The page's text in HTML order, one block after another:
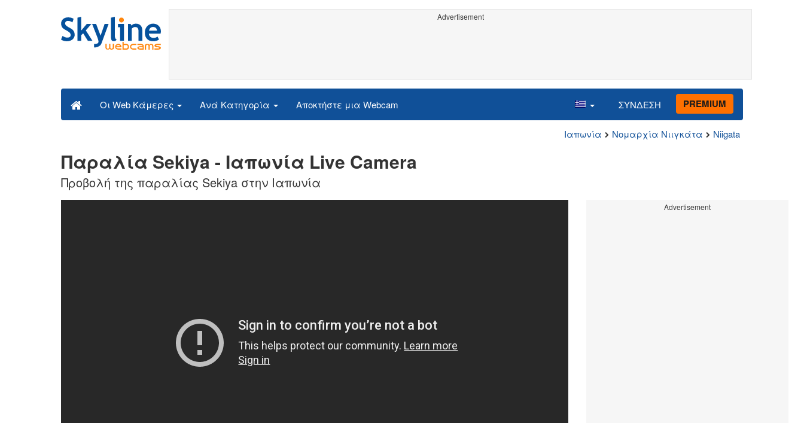
Advertisement
Οι Web Κάμερες Ανά Κατηγορία Αποκτήστε μια Webcam ΣΥΝΔΕΣΗ PREMIUM
Ιαπωνία Νομαρχία Νιιγκάτα Niigata
Παραλία Sekiya - Ιαπωνία Live Camera
Προβολή της παραλίας Sekiya στην Ιαπωνία
Advertisement